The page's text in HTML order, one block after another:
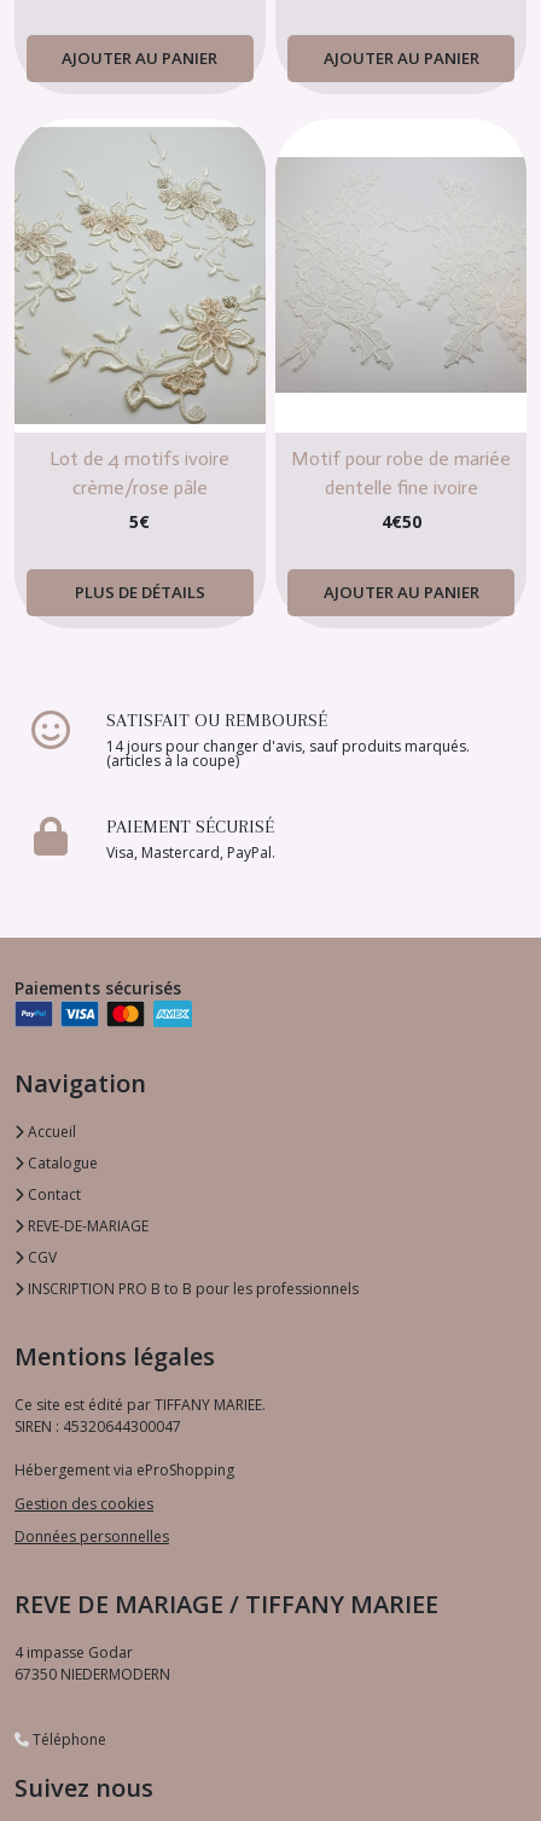
AJOUTER AU PANIER AJOUTER AU PANIER
Lot de 4 motifs ivoire
crème/rose pâle
5€
PLUS DE DÉTAILS
Motif pour robe de mariée
dentelle fine ivoire
4€50
AJOUTER AU PANIER
SATISFAIT OU REMBOURSÉ
14 jours pour changer d'avis, sauf produits marqués.
(articles à la coupe)
PAIEMENT SÉCURISÉ
Visa, Mastercard, PayPal.
Paiements sécurisés
Navigation
Accueil
Catalogue
Contact
REVE-DE-MARIAGE
CGV
INSCRIPTION PRO B to B pour les professionnels
Mentions légales
Ce site est édité par TIFFANY MARIEE.
SIREN : 45320644300047
Hébergement via eProShopping
Gestion des cookies
Données personnelles
REVE DE MARIAGE / TIFFANY MARIEE
4 impasse Godar
67350 NIEDERMODERN
Téléphone
Suivez nous